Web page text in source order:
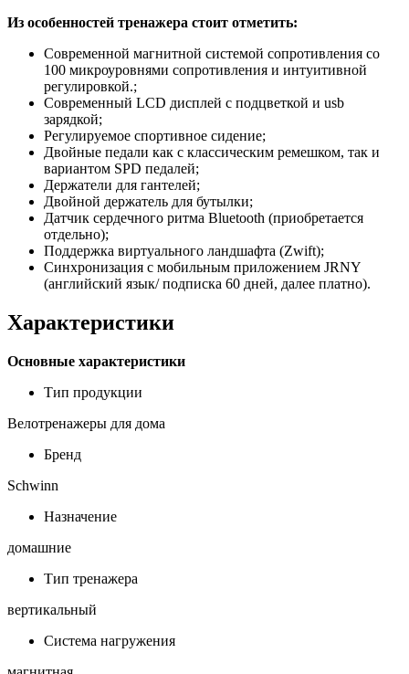
Из особенностей тренажера стоит отметить:
Современной магнитной системой сопротивления со
100 микроуровнями сопротивления и интуитивной
регулировкой.;
Современный LCD дисплей с подцветкой и usb
зарядкой;
Регулируемое спортивное сидение;
Двойные педали как с классическим ремешком, так и
вариантом SPD педалей;
Держатели для гантелей;
Двойной держатель для бутылки;
Датчик сердечного ритма Bluetooth (приобретается
отдельно);
Поддержка виртуального ландшафта (Zwift);
Синхронизация с мобильным приложением JRNY
(английский язык/ подписка 60 дней, далее платно).
Характеристики
Основные xарактеристики
Тип продукции
Велотренажеры для дома
Бренд
Schwinn
Назначение
домашние
Тип тренажера
вертикальный
Система нагружения